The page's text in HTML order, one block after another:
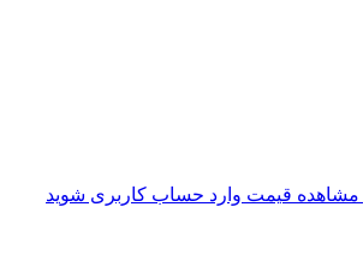
مشاهده قیمت وارد حساب کاربری شوید